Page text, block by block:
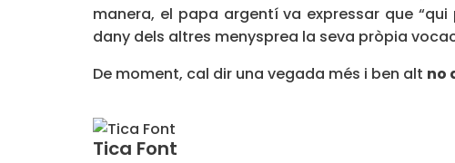
manera, el papa argentí va expressar que
dany dels altres menysprea la seva pròpia
De moment, cal dir una vegada més i ben alt no
Tica Font